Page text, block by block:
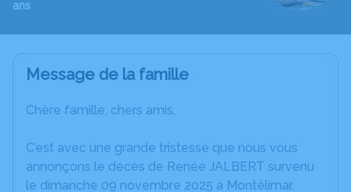
ans
Message de la famille
Chère famille, chers amis,
C’est avec une grande tristesse que nous vous
annonçons le décès de Renée JALBERT survenu
le dimanche 09 novembre 2025 à Montélimar.